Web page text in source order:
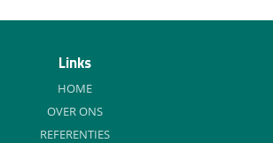
Links
HOME
OVER ONS
REFERENTIES